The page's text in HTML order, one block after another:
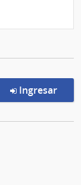
Ingresar